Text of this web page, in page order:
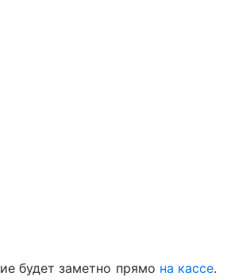
будет заметно прямо на кассе.